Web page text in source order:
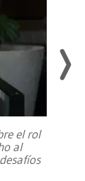
el rol
al